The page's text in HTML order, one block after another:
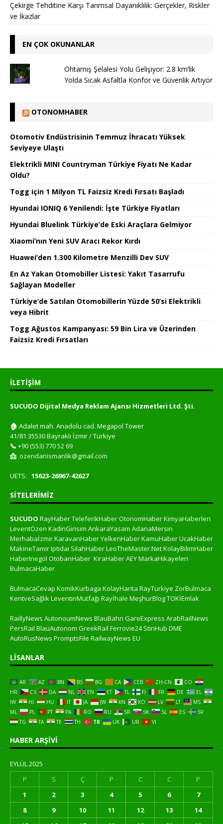
Çekirge Tehditine Karşı Tarımsal Dayanıklılık: Gerçekler, Riskler
ve İkazlar
EN ÇOK OKUNANLAR
Ohtamış Şelalesi Yolu Gelişiyor: 2.8 km’lik
Yolda Sıcak Asfaltla Konfor ve Güvenlik Artıyor
OTONOMHABER
Otomotiv Endüstrisinin Temmuz İhracatı Yüksek
Seviyeye Ulaştı
Elektrikli MINI Countryman Türkiye Fiyatı Ne Kadar
Oldu?
Togg için 1 Milyon TL Faizsiz Kredi Fırsatı Başladı
Hyundai IONIQ 6 Yenilendi: İşte Türkiye Fiyatları
Hyundai Bluelink Türkiye’de Eski Araçlara Gelmiyor
Xiaomi’nın Yeni SUV Aracı Rekor Kırdı
Huawei’den 1.300 Kilometre Menzilli Dev SUV
En Az Yakan Otomobiller Listesi: Yakıt Tasarrufu
Sağlayan Modeller
Türkiye’de Satılan Otomobillerin Yüzde 50’si Elektrikli
veya Hibrit
Togg Ağustos Kampanyası: 59 Bin Lira ve Üzerinden
Faizsiz Kredi Fırsatları
İLETIŞIM
SUCUDO Dijital Medya Reklam Ajansı Hizmetleri Ltd. Şti.
🏠 Adalet mah. Anadolu cad. Megapol Tower
41/81 35530 Bayraklı İzmir / Türkiye
📞 +90 (553) 770 52 69
📩 ozendanismanlik@gmail.com
UETS: 15623-26967-42627
SITELERIMIZ
SUCUDO RayHaberTeleferikHaberOtonomHaberKimyaHaberleri
LeventÖzen KadinGirisim AnkaraYasam AdanaMersin
MerhabaİzmirKaravanHaberYelkenHaberKamuHaberUcakHaber
MakineTamirIptidai SilahHaberLeoTheMaster.NetKolayBilimHaber
HaberInegol OtobanHaber KiraHaberAEYMarkaHikayeleri
BulmacaHaber
BulmacaCevap KomikKurbaga KolayHarita RayTurkiye ZorBulmaca
KentveSağlıkLeventinMutfağı Rayİhale MeşhurBlogTOKİEmlak
RaillyNews AutonoumNews BlauBahn GareExpress ArabRailNews
PersRail BlauAutonom GreekRail Ferrovie24 StiriHub DME
AutoRusNews PromptsFile RailwayNews EU
LISANLAR
AR AZ BN BS BG CA CEB ZH-CN
CO
HR
CS DA NL EN ET TL FI FR DE
EL
IW
HI HU IT JA JW KN KO LV LT
MS
ML
PL PT PA RO RU SR SK SL ES
SV
TG
TA TE TH TR UK UR VI
HABER ARŞIVI
EYLÜL 2025
P
S Ç P C C
P
1
2 3 4 5 6
7
8
9 10 11 12 13
14